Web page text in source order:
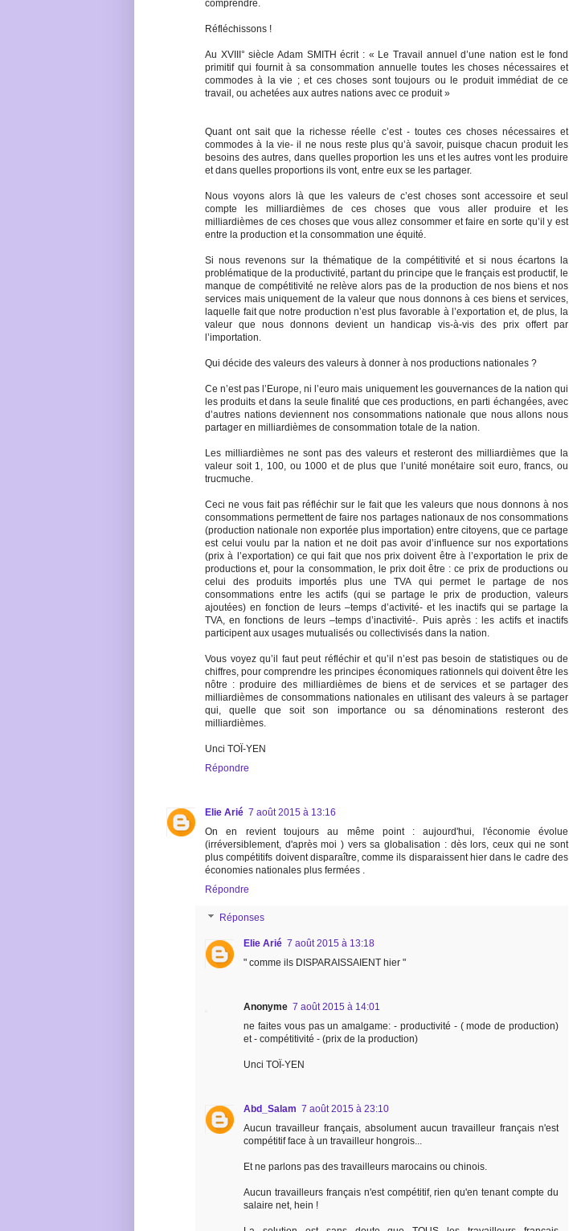
comprendre.
Réfléchissons !
Au XVIII° siècle Adam SMITH écrit : « Le Travail annuel d’une nation est le fond
primitif qui fournit à sa consommation annuelle toutes les choses nécessaires et
commodes à la vie ; et ces choses sont toujours ou le produit immédiat de ce
travail, ou achetées aux autres nations avec ce produit »
Quant ont sait que la richesse réelle c’est - toutes ces choses nécessaires et
commodes à la vie- il ne nous reste plus qu’à savoir, puisque chacun produit les
besoins des autres, dans quelles proportion les uns et les autres vont les produire
et dans quelles proportions ils vont, entre eux se les partager.
Nous voyons alors là que les valeurs de c’est choses sont accessoire et seul
compte les milliardièmes de ces choses que vous aller produire et les
milliardièmes de ces choses que vous allez consommer et faire en sorte qu’il y est
entre la production et la consommation une équité.
Si nous revenons sur la thématique de la compétitivité et si nous écartons la
problématique de la productivité, partant du principe que le français est productif, le
manque de compétitivité ne relève alors pas de la production de nos biens et nos
services mais uniquement de la valeur que nous donnons à ces biens et services,
laquelle fait que notre production n’est plus favorable à l’exportation et, de plus, la
valeur que nous donnons devient un handicap vis-à-vis des prix offert par
l’importation.
Qui décide des valeurs des valeurs à donner à nos productions nationales ?
Ce n’est pas l’Europe, ni l’euro mais uniquement les gouvernances de la nation qui
les produits et dans la seule finalité que ces productions, en parti échangées, avec
d’autres nations deviennent nos consommations nationale que nous allons nous
partager en milliardièmes de consommation totale de la nation.
Les milliardièmes ne sont pas des valeurs et resteront des milliardièmes que la
valeur soit 1, 100, ou 1000 et de plus que l’unité monétaire soit euro, francs, ou
trucmuche.
Ceci ne vous fait pas réfléchir sur le fait que les valeurs que nous donnons à nos
consommations permettent de faire nos partages nationaux de nos consommations
(production nationale non exportée plus importation) entre citoyens, que ce partage
est celui voulu par la nation et ne doit pas avoir d’influence sur nos exportations
(prix à l’exportation) ce qui fait que nos prix doivent être à l’exportation le prix de
productions et, pour la consommation, le prix doit être : ce prix de productions ou
celui des produits importés plus une TVA qui permet le partage de nos
consommations entre les actifs (qui se partage le prix de production, valeurs
ajoutées) en fonction de leurs –temps d’activité- et les inactifs qui se partage la
TVA, en fonctions de leurs –temps d’inactivité-. Puis après : les actifs et inactifs
participent aux usages mutualisés ou collectivisés dans la nation.
Vous voyez qu’il faut peut réfléchir et qu’il n’est pas besoin de statistiques ou de
chiffres, pour comprendre les principes économiques rationnels qui doivent être les
nôtre : produire des milliardièmes de biens et de services et se partager des
milliardièmes de consommations nationales en utilisant des valeurs à se partager
qui, quelle que soit son importance ou sa dénominations resteront des
milliardièmes.
Unci TOÏ-YEN
Répondre
Elie Arié 7 août 2015 à 13:16
On en revient toujours au même point : aujourd'hui, l'économie évolue
(irréversiblement, d'après moi ) vers sa globalisation : dès lors, ceux qui ne sont
plus compétitifs doivent disparaître, comme ils disparaissent hier dans le cadre des
économies nationales plus fermées .
Répondre
Réponses
Elie Arié 7 août 2015 à 13:18
" comme ils DISPARAISSAIENT hier "
Anonyme 7 août 2015 à 14:01
ne faites vous pas un amalgame: - productivité - ( mode de production)
et - compétitivité - (prix de la production)
Unci TOÏ-YEN
Abd_Salam 7 août 2015 à 23:10
Aucun travailleur français, absolument aucun travailleur français n'est
compétitif face à un travailleur hongrois...
Et ne parlons pas des travailleurs marocains ou chinois.
Aucun travailleurs français n'est compétitif, rien qu'en tenant compte du
salaire net, hein !